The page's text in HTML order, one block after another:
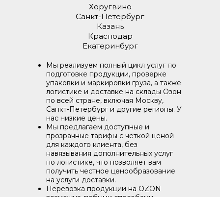
Хоругвино
Санкт-Петербург
Казань
Краснодар
Екатеринбург
Мы реализуем полный цикл услуг по
подготовке продукции, проверке
упаковки и маркировки груза, а также
логистике и доставке на склады Озон
по всей стране, включая Москву,
Санкт-Петербург и другие регионы. У
нас низкие цены.
Мы предлагаем доступные и
прозрачные тарифы с четкой ценой
для каждого клиента, без
навязывания дополнительных услуг
по логистике, что позволяет вам
получить честное ценообразование
на услуги доставки.
Перевозка продукции на OZON